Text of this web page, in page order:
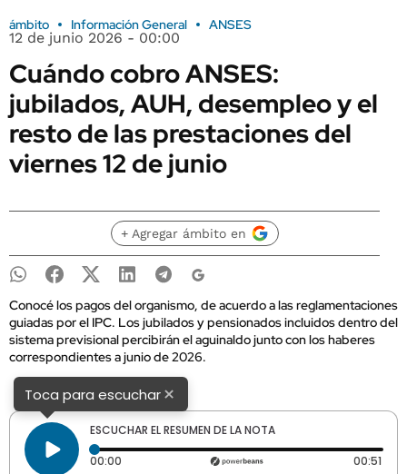
ámbito Información General ANSES
12 de junio 2026 - 00:00
Cuándo cobro ANSES:
jubilados, AUH, desempleo y el
resto de las prestaciones del
viernes 12 de junio
+ Agregar ámbito en
Conocé los pagos del organismo, de acuerdo a las reglamentaciones
guiadas por el IPC. Los jubilados y pensionados incluidos dentro del
sistema previsional percibirán el aguinaldo junto con los haberes
correspondientes a junio de 2026.
Toca para escuchar×
ESCUCHAR EL RESUMEN DE LA NOTA
00:00 Tiempo transcurrido: 0 segundos 00:51